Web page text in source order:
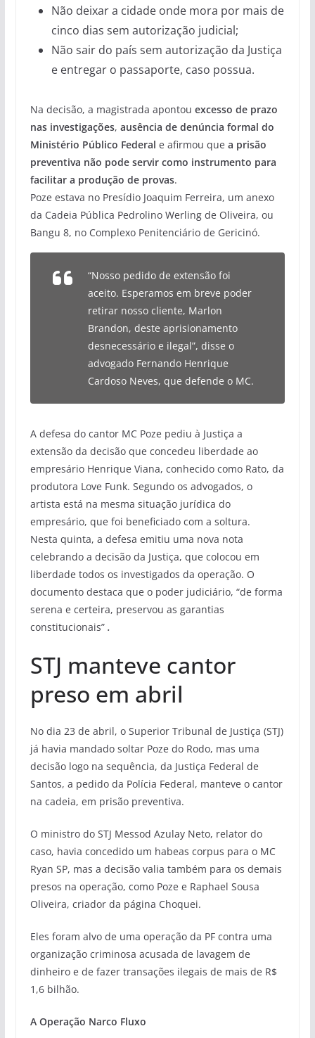
Não deixar a cidade onde mora por mais de
cinco dias sem autorização judicial;
Não sair do país sem autorização da Justiça
e entregar o passaporte, caso possua.
Na decisão, a magistrada apontou excesso de prazo
nas investigações, ausência de denúncia formal do
Ministério Público Federal e afirmou que a prisão
preventiva não pode servir como instrumento para
facilitar a produção de provas.
Poze estava no Presídio Joaquim Ferreira, um anexo
da Cadeia Pública Pedrolino Werling de Oliveira, ou
Bangu 8, no Complexo Penitenciário de Gericinó.
“Nosso pedido de extensão foi
aceito. Esperamos em breve poder
retirar nosso cliente, Marlon
Brandon, deste aprisionamento
desnecessário e ilegal”, disse o
advogado Fernando Henrique
Cardoso Neves, que defende o MC.
A defesa do cantor MC Poze pediu à Justiça a
extensão da decisão que concedeu liberdade ao
empresário Henrique Viana, conhecido como Rato, da
produtora Love Funk. Segundo os advogados, o
artista está na mesma situação jurídica do
empresário, que foi beneficiado com a soltura.
Nesta quinta, a defesa emitiu uma nova nota
celebrando a decisão da Justiça, que colocou em
liberdade todos os investigados da operação. O
documento destaca que o poder judiciário, “de forma
serena e certeira, preservou as garantias
constitucionais” .
STJ manteve cantor
preso em abril
No dia 23 de abril, o Superior Tribunal de Justiça (STJ)
já havia mandado soltar Poze do Rodo, mas uma
decisão logo na sequência, da Justiça Federal de
Santos, a pedido da Polícia Federal, manteve o cantor
na cadeia, em prisão preventiva.
O ministro do STJ Messod Azulay Neto, relator do
caso, havia concedido um habeas corpus para o MC
Ryan SP, mas a decisão valia também para os demais
presos na operação, como Poze e Raphael Sousa
Oliveira, criador da página Choquei.
Eles foram alvo de uma operação da PF contra uma
organização criminosa acusada de lavagem de
dinheiro e de fazer transações ilegais de mais de R$
1,6 bilhão.
A Operação Narco Fluxo